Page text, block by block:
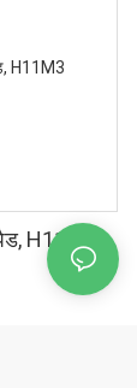
H11M3